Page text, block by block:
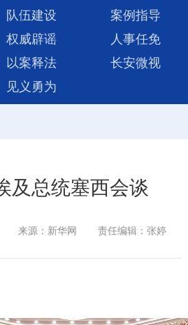
队伍建设
案例指导
权威辟谣
人事任免
以案释法
长安微视
见义勇为
及总统塞西会谈
来源：新华网 责任编辑：张婷